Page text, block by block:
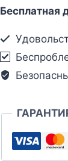
Бесплатная